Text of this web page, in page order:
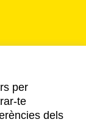
per
te
dels